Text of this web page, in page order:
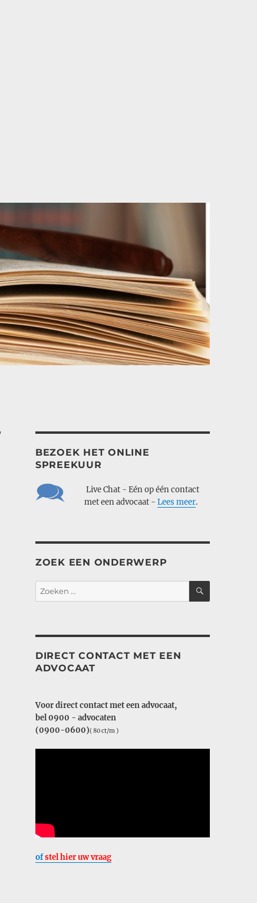
BEZOEK HET ONLINE
SPREEKUUR
Live Chat - Eén op één contact
met een advocaat - Lees meer.
ZOEK EEN ONDERWERP
Zoeken
naar:
ZOEKEN
DIRECT CONTACT MET EEN
ADVOCAAT
Voor direct contact met een advocaat,
bel 0900 - advocaten
(0900-0600)( 80 ct/m )
ofstel hier uw vraag